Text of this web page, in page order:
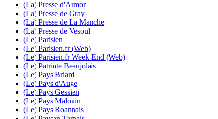
(La) Presse d'Armor
(La) Presse de Gray
(La) Presse de La Manche
(La) Presse de Vesoul
(Le) Parisien
(Le) Parisien.fr (Web)
(Le) Parisien.fr Week-End (Web)
(Le) Patriote Beaujolais
(Le) Pays Briard
(Le) Pays d'Auge
(Le) Pays Gessien
(Le) Pays Malouin
(Le) Pays Roannais